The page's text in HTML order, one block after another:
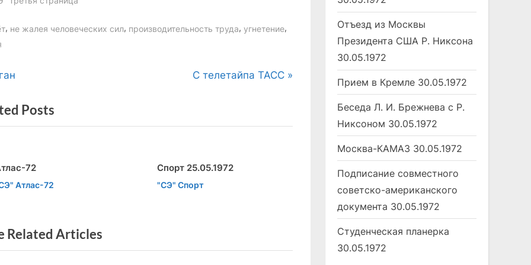
, не жалея человеческих сил, производительность труда, угнетение,
N
t
С телетайпа ТАСС
Posts
72
Атлас-72
Спорт 25.05.1972
"СЭ" Спорт
Заявлен протест
Related Articles
Отъезд из Москвы
Президента США Р. Никсона
30.05.1972
Прием в Кремле 30.05.1972
Беседа Л. И. Брежнева с Р.
Никсоном 30.05.1972
Москва-КАМАЗ 30.05.1972
Подписание совместного
советско-американского
документа 30.05.1972
Студенческая планерка
30.05.1972